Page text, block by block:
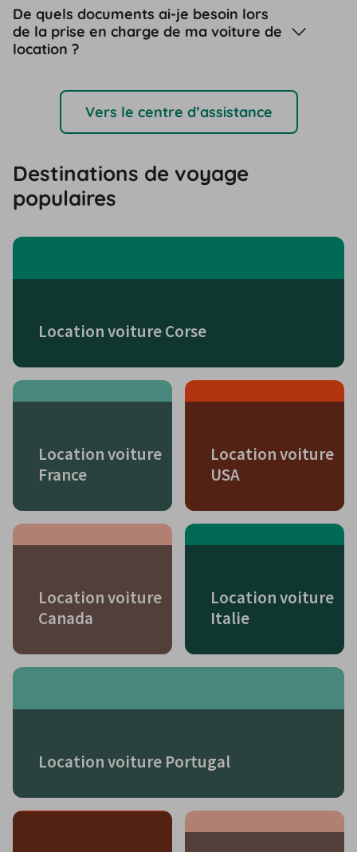
De quels documents ai-je besoin lors
de la prise en charge de ma voiture de
location ?
Vers le centre d’assistance
Destinations de voyage
populaires
Location voiture Corse
Location voiture
France
Location voiture
USA
Location voiture
Canada
Location voiture
Italie
Location voiture Portugal